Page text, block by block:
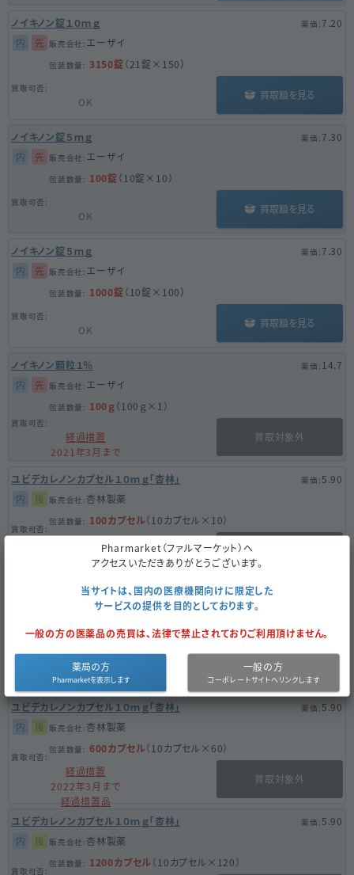
内 先
ノイキノン錠１０ｍｇ 7.20
3150錠（21錠×150）
エーザイ
OK
買取額を見る
内 先
ノイキノン錠５ｍｇ 7.30
100錠（10錠×10）
エーザイ
OK
買取額を見る
内 先
ノイキノン錠５ｍｇ 7.30
1000錠（10錠×100）
エーザイ
OK
買取額を見る
内 先
ノイキノン顆粒１％ 14.7
100ｇ（100ｇ×1）
エーザイ
経過措置
2021年3月まで
買取対象外
内 後
ユビデカレノンカプセル１０ｍｇ「杏林」 5.90
100カプセル（10カプセル×10）
杏林製薬
経過措置
2022年3月まで
ユビデカレノンカプセル１０ｍｇ「杏林」
600カプセル（600カプセル×1）
杏林製薬
経過措置
2022年3月まで
買取対象外
内 後
ユビデカレノンカプセル１０ｍｇ「杏林」 5.90
600カプセル（10カプセル×60）
杏林製薬
経過措置
2022年3月まで
経過措置品
買取対象外
内 後
ユビデカレノンカプセル１０ｍｇ「杏林」 5.90
1200カプセル （10カプセル×120）
杏林製薬
Pharmarket（ファルマーケット）へ
アクセスいただきありがとうございます。
当サイトは、国内の医療機関向けに限定した
サービスの提供を目的としております。
一般の方の医薬品の売買は、法律で禁止されておりご利用頂けません。
薬局の方 一般の方